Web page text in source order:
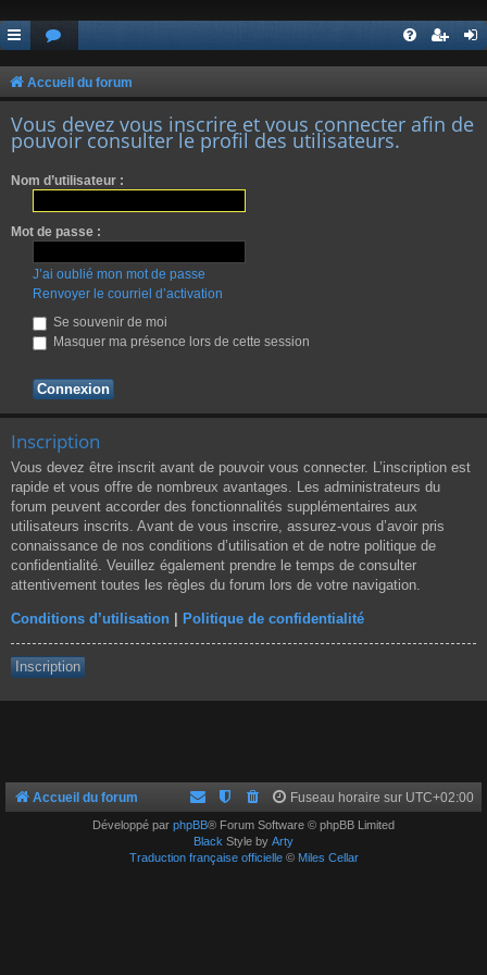
Accueil du forum
Vous devez vous inscrire et vous connecter afin de
pouvoir consulter le profil des utilisateurs.
Nom d’utilisateur :
Mot de passe :
J’ai oublié mon mot de passe
Renvoyer le courriel d’activation
Se souvenir de moi
Masquer ma présence lors de cette session
Inscription
Vous devez être inscrit avant de pouvoir vous connecter. L’inscription est
rapide et vous offre de nombreux avantages. Les administrateurs du
forum peuvent accorder des fonctionnalités supplémentaires aux
utilisateurs inscrits. Avant de vous inscrire, assurez-vous d’avoir pris
connaissance de nos conditions d’utilisation et de notre politique de
confidentialité. Veuillez également prendre le temps de consulter
attentivement toutes les règles du forum lors de votre navigation.
Conditions d’utilisation Politique de confidentialité
Inscription
Accueil du forum Fuseau horaire sur UTC+02:00
Développé par phpBB® Forum Software © phpBB Limited
Black Style by Arty
Traduction française officielle© Miles Cellar